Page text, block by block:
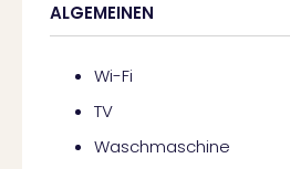
ALGEMEINEN
Wi-Fi
TV
Waschmaschine